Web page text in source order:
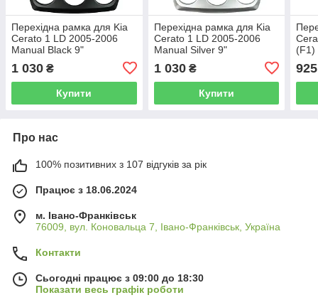
Перехідна рамка для Kia
Cerato 1 LD 2005-2006
Manual Black 9"
1 030 ₴
Купити
Перехідна рамка для Kia
Cerato 1 LD 2005-2006
Manual Silver 9"
1 030₴
Купити
(F1)
925
Про нас
100% позитивних з 107 відгуків за рік
Працює з 18.06.2024
м. Івано-Франківськ
76009, вул. Коновальца 7, Івано-Франківськ, Україна
Контакти
Сьогодні працює з 09:00 до 18:30
Показати весь графік роботи